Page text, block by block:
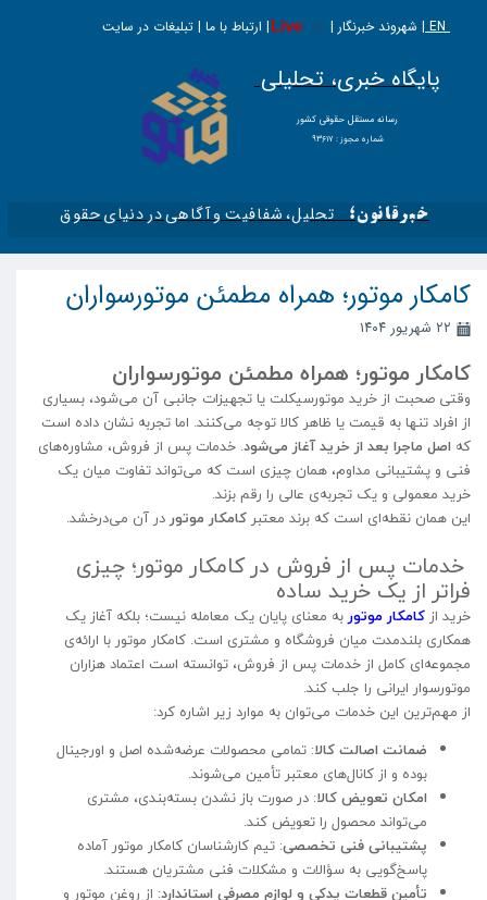
EN | شهروند خبرنگار | | ارتباط با ما | تبلیغات در سایت
Live
پایگاه خبری، تحلیلی
​​​​رسانه مستقل حقوقی کشور
شماره مجوز : ۹۳۶۱۷
خبرقانون؛ تحلیل، شفافیت و آگاهی در دنیای حقوق​​​​​​​
کامکار موتور؛ همراه مطمئن موتورسواران
۲۲ شهریور ۱۴۰۴
کامکار موتور؛ همراه مطمئن موتورسواران
وقتی صحبت از خرید موتورسیکلت یا تجهیزات جانبی آن می‌شود، بسیاری
از افراد تنها به قیمت یا ظاهر کالا توجه می‌کنند. اما تجربه نشان داده است
که اصل ماجرا بعد از خرید آغاز می‌شود. خدمات پس از فروش، مشاوره‌های
فنی و پشتیبانی مداوم، همان چیزی است که می‌تواند تفاوت میان یک
خرید معمولی و یک تجربه‌ی عالی را رقم بزند.
این همان نقطه‌ای است که برند معتبر کامکار موتوردر آن می‌درخشد.
خدمات پس از فروش در کامکار موتور؛ چیزی
فراتر از یک خرید ساده
خرید از کامکار موتوربه معنای پایان یک معامله نیست؛ بلکه آغاز یک
همکاری بلندمدت میان فروشگاه و مشتری است. کامکار موتور با ارائه‌ی
مجموعه‌ای کامل از خدمات پس از فروش، توانسته است اعتماد هزاران
موتورسوار ایرانی را جلب کند.
از مهم‌ترین این خدمات می‌توان به موارد زیر اشاره کرد:
ضمانت اصالت کالا: تمامی محصولات عرضه‌شده اصل و اورجینال
بوده و از کانال‌های معتبر تأمین می‌شوند.
امکان تعویض کالا: در صورت باز نشدن بسته‌بندی، مشتری
می‌تواند محصول را تعویض کند.
پشتیبانی فنی تخصصی: تیم کارشناسان کامکار موتور آماده
پاسخ‌گویی به سؤالات و مشکلات فنی مشتریان هستند.
تأمین قطعات یدکی و لوازم مصرفی استاندارد: از روغن موتور و